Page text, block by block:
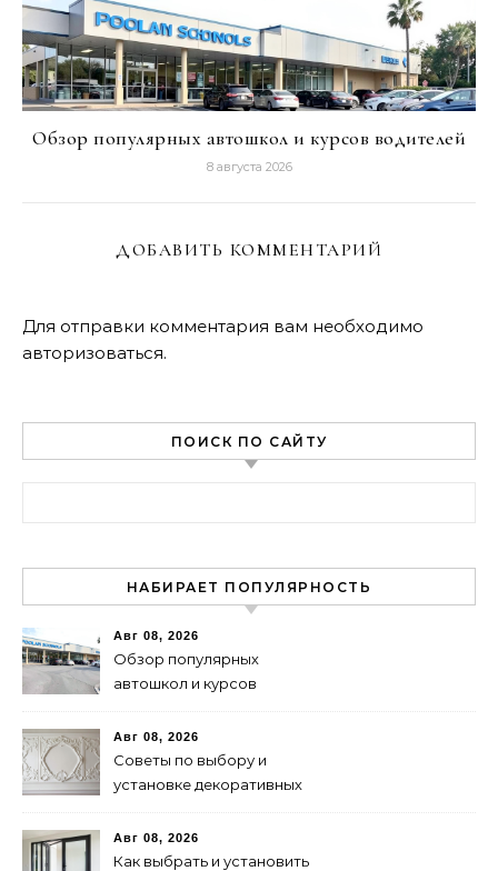
Обзор популярных автошкол и курсов водителей
8 августа 2026
ДОБАВИТЬ КОММЕНТАРИЙ
Для отправки комментария вам необходимо
авторизоваться.
ПОИСК ПО САЙТУ
НАБИРАЕТ ПОПУЛЯРНОСТЬ
Авг 08, 2026
Обзор популярных
автошкол и курсов
Авг 08, 2026
Советы по выбору и
установке декоративных
Авг 08, 2026
Как выбрать и установить